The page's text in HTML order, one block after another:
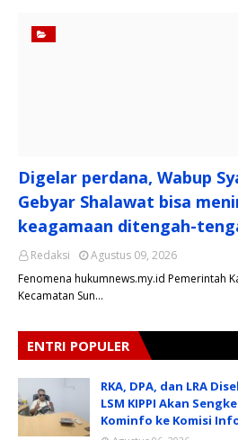
Digelar perdana, Wabup
Gebyar Shalawat bisa
keagamaan ditengah-
Redaksi
Agustus 09, 2026
Fenomena hukumnews.my.id Pemerintah
Kecamatan Sun…
ENTRI POPULER
RKA, DPA, dan LRA
LSM KIPPI Akan
Kominfo ke Komisi